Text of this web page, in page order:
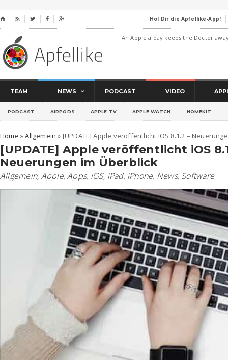
⌂     Hol Dir die Apfellike-App!
An Apple a day keeps the Doctor
TEAM NEWS PODCAST VIDEO
PODCAST AIRPODS APPLE TV APPLE WATCH HOMEKIT
Home »Allgemein » [UPDATE] Apple veröffentlicht iOS 8.1.2 –
[UPDATE] Apple veröffentlicht iOS
Neuerungen im Überblick
Allgemein, Apple,Apps, iOS, iPad, iPhone, News, Software